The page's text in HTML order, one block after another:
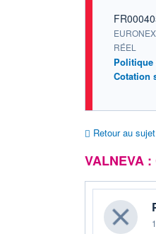
RÉEL
Politique
Cotation
Retour au
VALNEVA :